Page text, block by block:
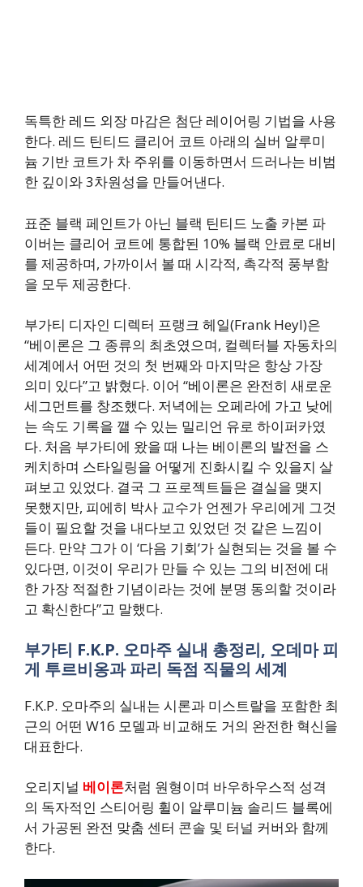
독특한 레드 외장 마감은 첨단 레이어링 기법을 사용
한다. 레드 틴티드 클리어 코트 아래의 실버 알루미
늄 기반 코트가 차 주위를 이동하면서 드러나는 비범
한 깊이와 3차원성을 만들어낸다.
표준 블랙 페인트가 아닌 블랙 틴티드 노출 카본 파
이버는 클리어 코트에 통합된 10% 블랙 안료로 대비
를 제공하며, 가까이서 볼 때 시각적, 촉각적 풍부함
을 모두 제공한다.
부가티 디자인 디렉터 프랭크 헤일(Frank Heyl)은
“베이론은 그 종류의 최초였으며, 컬렉터블 자동차의
세계에서 어떤 것의 첫 번째와 마지막은 항상 가장
의미 있다”고 밝혔다. 이어 “베이론은 완전히 새로운
세그먼트를 창조했다. 저녁에는 오페라에 가고 낮에
는 속도 기록을 깰 수 있는 밀리언 유로 하이퍼카였
다. 처음 부가티에 왔을 때 나는 베이론의 발전을 스
케치하며 스타일링을 어떻게 진화시킬 수 있을지 살
펴보고 있었다. 결국 그 프로젝트들은 결실을 맺지
못했지만, 피에히 박사 교수가 언젠가 우리에게 그것
들이 필요할 것을 내다보고 있었던 것 같은 느낌이
든다. 만약 그가 이 ‘다음 기회’가 실현되는 것을 볼 수
있다면, 이것이 우리가 만들 수 있는 그의 비전에 대
한 가장 적절한 기념이라는 것에 분명 동의할 것이라
고 확신한다”고 말했다.
부가티 F.K.P. 오마주 실내 총정리, 오데마 피
게 투르비옹과 파리 독점 직물의 세계
F.K.P. 오마주의 실내는 시론과 미스트랄을 포함한 최
근의 어떤 W16 모델과 비교해도 거의 완전한 혁신을
대표한다.
오리지널 베이론처럼 원형이며 바우하우스적 성격
의 독자적인 스티어링 휠이 알루미늄 솔리드 블록에
서 가공된 완전 맞춤 센터 콘솔 및 터널 커버와 함께
한다.